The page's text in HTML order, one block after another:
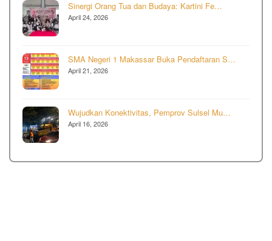
Sinergi Orang Tua dan Budaya: Kartini Fe…
April 24, 2026
SMA Negeri 1 Makassar Buka Pendaftaran S…
April 21, 2026
Wujudkan Konektivitas, Pemprov Sulsel Mu…
April 16, 2026